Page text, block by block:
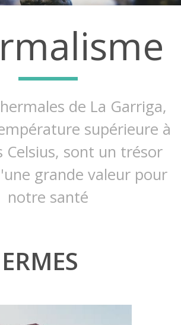
de La Garriga,
supérieure à
Celsius, sont un trésor
grande valeur pour
notre santé